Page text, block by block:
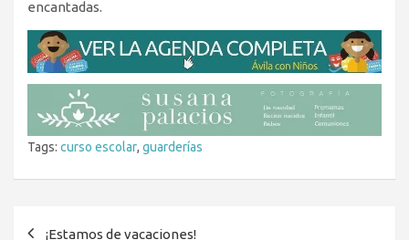
encantadas.
Tags: curso escolar, guarderías
¡Estamos de vacaciones!